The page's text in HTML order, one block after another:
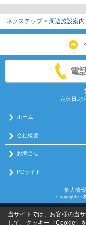
ネクステップ > 周辺施設案内
電
定休日:水
ホーム
会社概要
お問合せ
PCサイト
個人情報
Copyright(c)
当サイトでは、お客様の当
して、クッキー（Cookie）